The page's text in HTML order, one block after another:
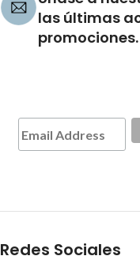
las últimas
promociones.
Redes Sociales